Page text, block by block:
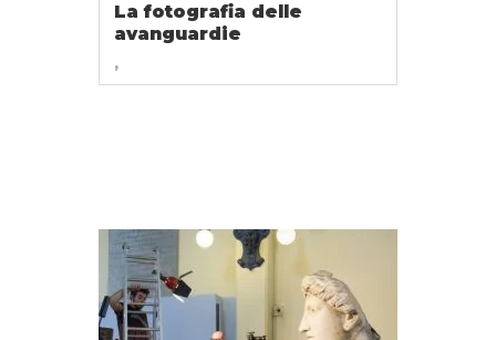
La fotografia delle
avanguardie
,